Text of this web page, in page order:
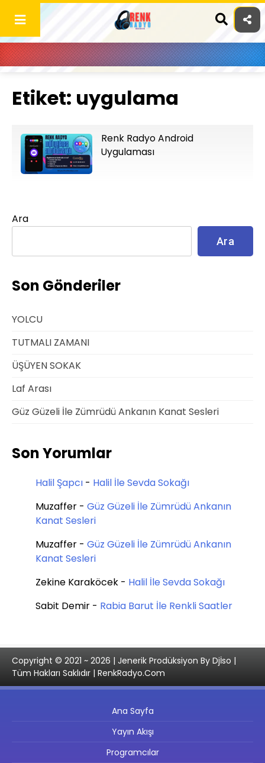
content
Etiket: uygulama
Renk Radyo Android
Uygulaması
Ara
Ara
Son Gönderiler
YOLCU
TUTMALI ZAMANI
ÜŞÜYEN SOKAK
Laf Arası
Güz Güzeli İle Zümrüdü Ankanın Kanat Sesleri
Son Yorumlar
Halil Şapcı - Halil İle Sevda Sokağı
Muzaffer - Güz Güzeli İle Zümrüdü Ankanın
Kanat Sesleri
Muzaffer - Güz Güzeli İle Zümrüdü Ankanın
Kanat Sesleri
Zekine Karaköcek - Halil İle Sevda Sokağı
Sabit Demir - Rabia Barut İle Renkli Saatler
Copyright © 2021 ~ 2026 | Jenerik Prodüksiyon By Djİso |
Tüm Hakları Saklıdır | RenkRadyo.Com
Ana Sayfa
Yayın Akışı
Programcılar